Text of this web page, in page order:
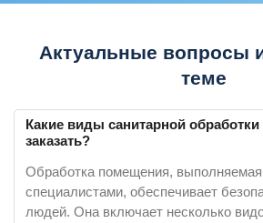
Актуальные вопросы
теме
Какие виды санитарной
заказать?
Обработка помещения,
специалистами, обеспечивает
людей. Она включает несколько